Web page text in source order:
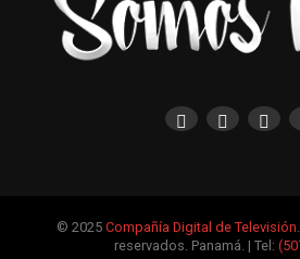
© 2025Compañía Digital de Televisión
reservados. Panamá. | Tel: